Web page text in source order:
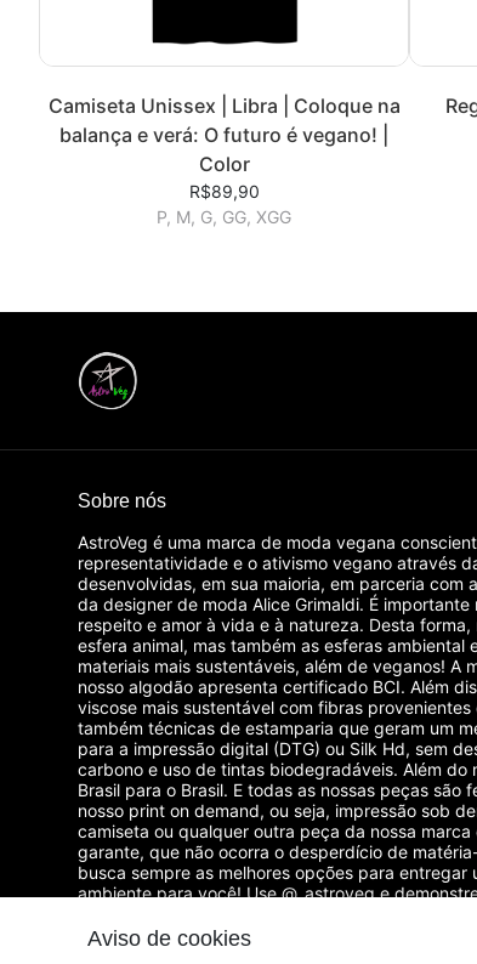
Camiseta Unissex | Libra | Coloque na
balança e verá: O futuro é vegano! |
Color
R$89,90
P, M, G, GG, XGG
Aviso de cookies
Sobre nós
AstroVeg é uma marca de moda vegana
representatividade e o ativismo vegano através
desenvolvidas, em sua maioria, em parceria com
da designer de moda Alice Grimaldi. É
respeito e amor à vida e à natureza. Desta
esfera animal, mas também as esferas ambiental
materiais mais sustentáveis, além de veganos! A
nosso algodão apresenta certificado BCI. Além
viscose mais sustentável com fibras
também técnicas de estamparia que geram um
para a impressão digital (DTG) ou Silk Hd, sem
carbono e uso de tintas biodegradáveis. Além do
Brasil para o Brasil. E todas as nossas peças
nosso print on demand, ou seja, impressão sob
camiseta ou qualquer outra peça da nossa
garante, que não ocorra o desperdício de
busca sempre as melhores opções para
ambiente para você! Use @_astroveg e